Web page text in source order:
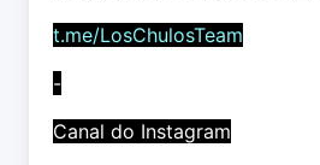
t.me/LosChulosTeam
-
Canal do Instagram